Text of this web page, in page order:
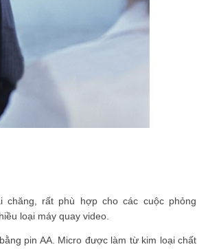
chăng, rất phù hợp cho các cuộc phỏng
loại máy quay video.
pin AA. Micro được làm từ kim loại chất